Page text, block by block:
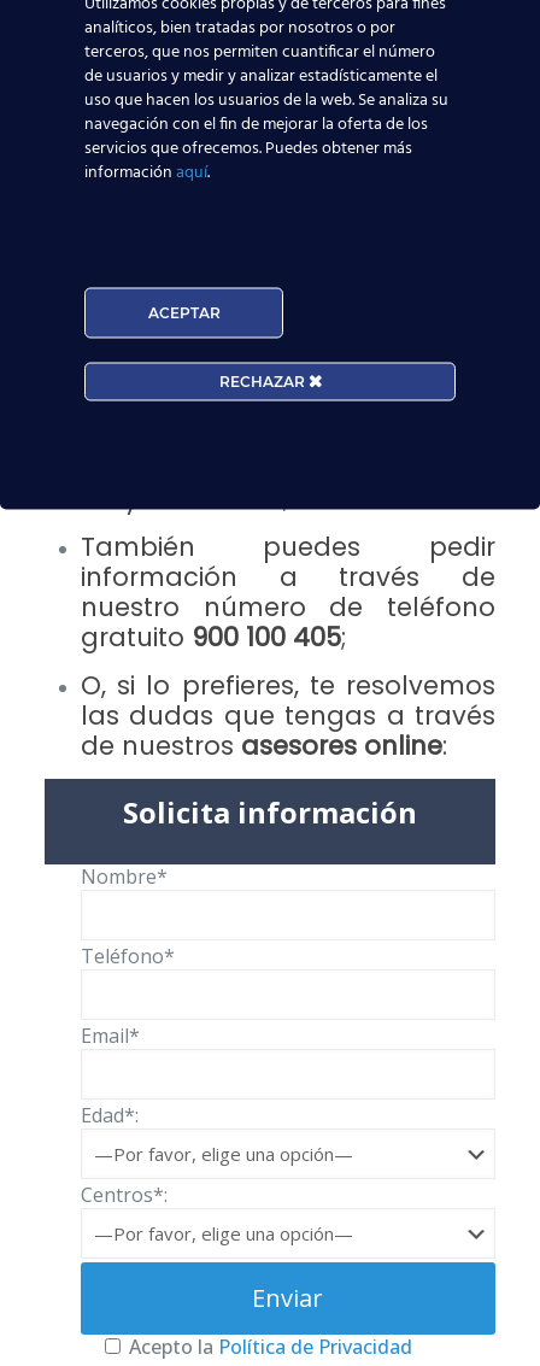
Infórmate y aprovecha las oportunidades que te
ofrecen las compañías de conseguir trabajo de
Tripulante de Cabina de Pasajeros TCPy vivir
la vida que siempre quisiste,conociendo nuevos
países y culturas. ¡Confía en nuestra experiencia,
más de 3700 alumnos ya están trabajando
Deposita en nuestras manos las riendas de tu
Puedes hacerlo acercándote a
nuestro centro más cercano
No sólo estamos en
Valencia
Pamplona, ¡disponemos de
También puedes pedir
información a través de
nuestro número de teléfono
gratuito 900 100 405;
O, si lo prefieres, te resolvemos
las dudas que tengas a través
de nuestros asesores online:
Solicita información
Nombre*
Teléfono*
Email*
Edad*:
Centros*:
Acepto la Política de Privacidad
analíticos, bien tratadas por nosotros o por
terceros, que nos permiten cuantificar el número
de usuarios y medir y analizar estadísticamente el
uso que hacen los usuarios de la web. Se analiza su
navegación con el fin de mejorar la oferta de los
servicios que ofrecemos. Puedes obtener más
informaciónaquí.
ACEPTAR
RECHAZAR